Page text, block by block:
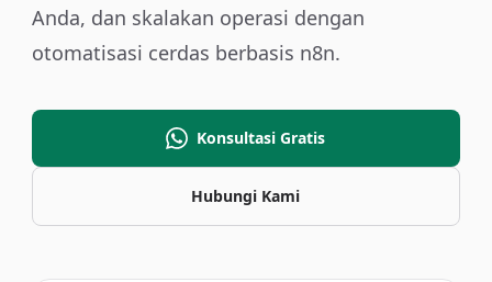
Anda, dan skalakan operasi dengan
otomatisasi cerdas berbasis n8n.
Konsultasi Gratis
Hubungi Kami